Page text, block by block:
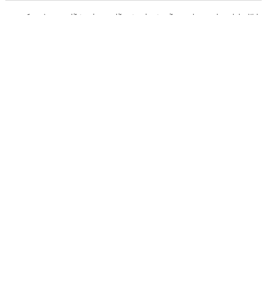
تا 3میلیارد وام سرمایه در گردش فروشندگان => فروشگاهت رو ثبت کن